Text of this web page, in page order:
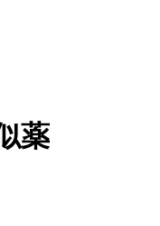
薬